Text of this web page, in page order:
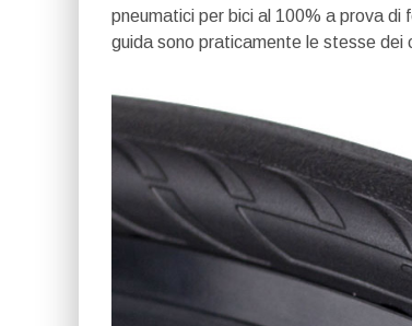
pneumatici per bici al 100% a prova di
guida sono praticamente le stesse dei